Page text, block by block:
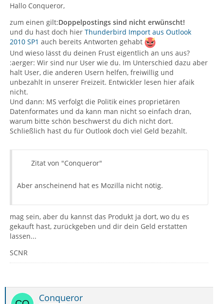
Hallo Conqueror,
zum einen gilt:Doppelpostings sind nicht erwünscht!
und du hast doch hier Thunderbird Import aus Outlook
2010 SP1 auch bereits Antworten gehabt
Und wieso lässt du deinen Frust eigentlich an uns aus?
:aerger: Wir sind nur User wie du. Im Unterschied dazu aber
halt User, die anderen Usern helfen, freiwillig und
unbezahlt in unserer Freizeit. Entwickler lesen hier afaik
nicht.
Und dann: MS verfolgt die Politik eines proprietären
Datenformates und da kann man nicht so einfach dran,
warum bitte schön beschwerst du dich nicht dort.
Schließlich hast du für Outlook doch viel Geld bezahlt.
Zitat von "Conqueror"
Aber anscheinend hat es Mozilla nicht nötig.
mag sein, aber du kannst das Produkt ja dort, wo du es
gekauft hast, zurückgeben und dir dein Geld erstatten
lassen...
SCNR
Conqueror